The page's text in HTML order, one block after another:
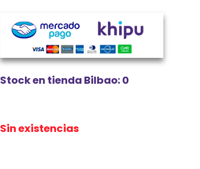
Stock en tienda Bilbao: 0
Sin existencias